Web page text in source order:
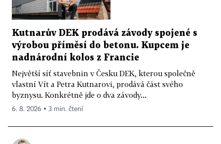
Kutnarův DEK prodává závody spojené s
výrobou příměsí do betonu. Kupcem je
nadnárodní kolos z Francie
Největší síť stavebnin v Česku DEK, kterou společně
vlastní Vít a Petra Kutnarovi, prodává část svého
byznysu. Konkrétně jde o dva závody...
6. 8. 2026 ▪ 3 min. čtení